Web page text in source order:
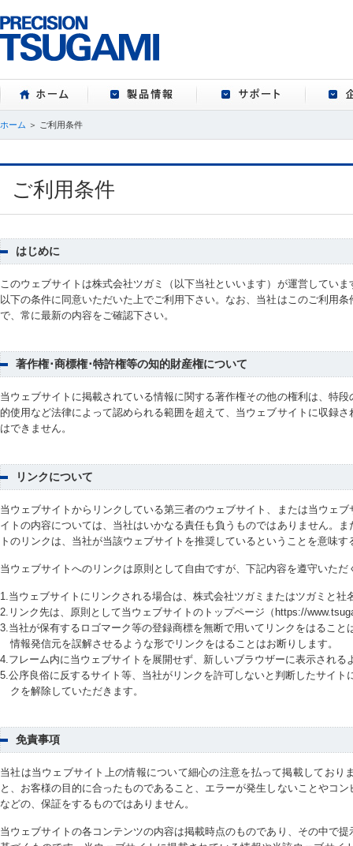
ホーム ＞ ご利用条件
ご利用条件
はじめに
このウェブサイトは株式会社ツガミ（以下当社といいます）が運営してい
以下の条件に同意いただいた上でご利用下さい。なお、当社はこのご利用
で、常に最新の内容をご確認下さい。
著作権･商標権･特許権等の知的財産権について
当ウェブサイトに掲載されている情報に関する著作権その他の権利は、特
的使用など法律によって認められる範囲を超えて、当ウェブサイトに収録
はできません。
リンクについて
当ウェブサイトからリンクしている第三者のウェブサイト、または当ウェ
イトの内容については、当社はいかなる責任も負うものではありません。
トのリンクは、当社が当該ウェブサイトを推奨しているということを意味
当ウェブサイトへのリンクは原則として自由ですが、下記内容を遵守いただ
1.当ウェブサイトにリンクされる場合は、株式会社ツガミまたはツガミと社
2.リンク先は、原則として当ウェブサイトのトップページ（https://
3.当社が保有するロゴマーク等の登録商標を無断で用いてリンクをはること
情報発信元を誤解させるような形でリンクをはることはお断りします。
4.フレーム内に当ウェブサイトを展開せず、新しいブラウザーに表示される
5.公序良俗に反するサイト等、当社がリンクを許可しないと判断したサイ
クを解除していただきます。
免責事項
当社は当ウェブサイト上の情報について細心の注意を払って掲載しており
と、お客様の目的に合ったものであること、エラーが発生しないことやコ
などの、保証をするものではありません。
当ウェブサイトの各コンテンツの内容は掲載時点のものであり、その中で